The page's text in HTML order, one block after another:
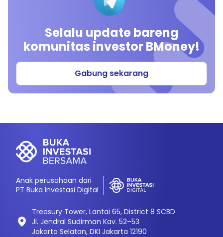
Selalu update bareng
komunitas investor BMoney!
Gabung sekarang
Anak perusahaan dari
PT Buka Investasi Digital
Treasury Tower, Lantai 65, District 8 SCBD
Jl. Jendral Sudirman Kav. 52–53
Jakarta Selatan, DKI Jakarta 12190